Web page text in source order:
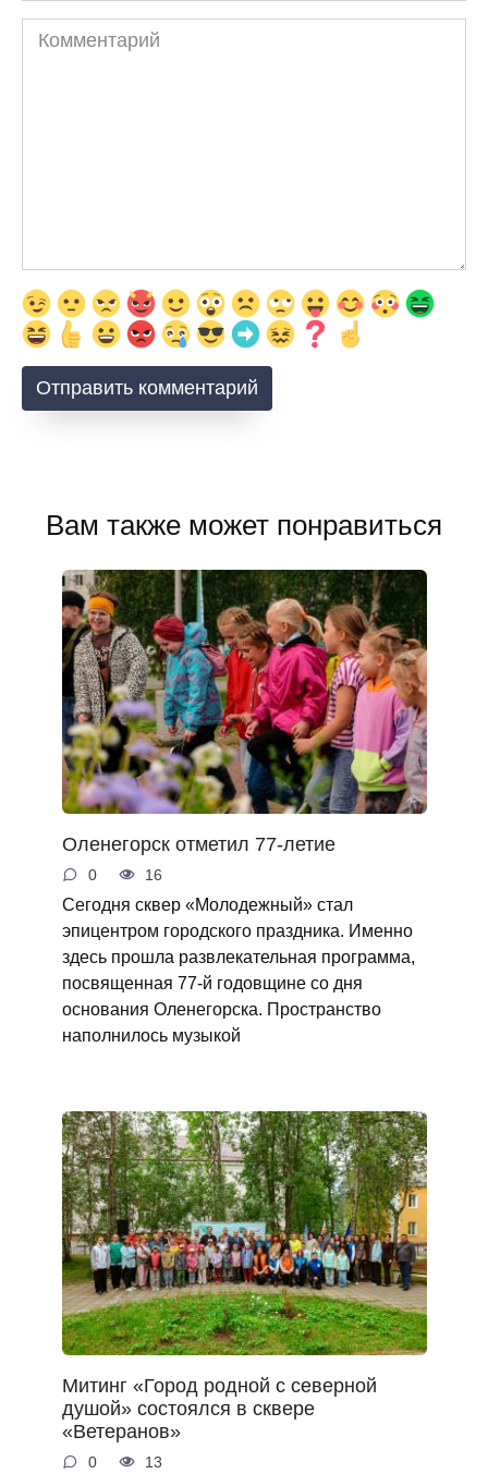
Комментарий
Вам также может понравиться
Оленегорск отметил 77-летие
0 16
Сегодня сквер «Молодежный» стал
эпицентром городского праздника. Именно
здесь прошла развлекательная программа,
посвященная 77-й годовщине со дня
основания Оленегорска. Пространство
наполнилось музыкой
Митинг «Город родной с северной
душой» состоялся в сквере
«Ветеранов»
0 13